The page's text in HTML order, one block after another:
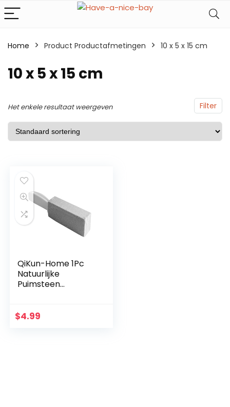
Home Product Productafmetingen 10 x 5 x 15 cm
10 x 5 x 15 cm
Filter
Het enkele resultaat weergeven
QiKun-Home 1Pc
Natuurlijke
Puimsteen
Steenreiniger Met
$4.99